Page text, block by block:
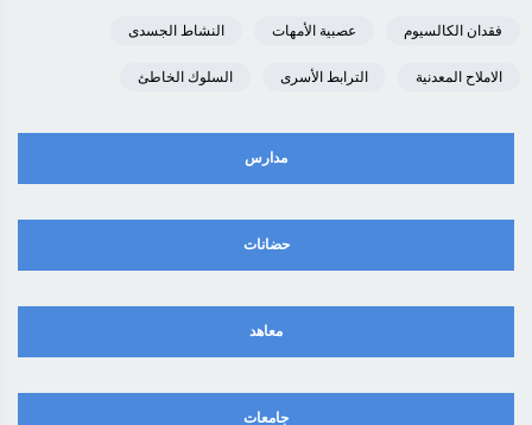
فقدان الكالسيوم عصبية الأمهات النشاط الجسدى
الاملاح المعدنية الترابط الأسرى السلوك الخاطئ
مدارس
حضانات
معاهد
جامعات